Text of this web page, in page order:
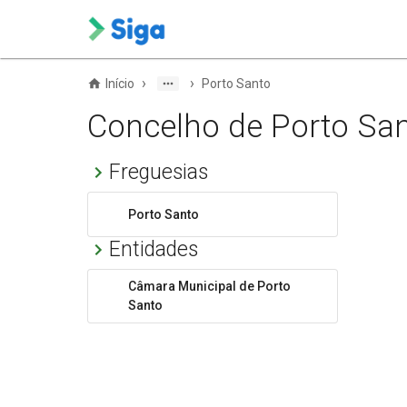
Início › › Porto Santo
Concelho de Porto
Freguesias
Porto Santo
Entidades
Câmara Municipal de Porto
Santo